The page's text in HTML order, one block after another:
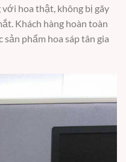
hoa thật, không bị gãy
Khách hàng hoàn toàn
sản phẩm hoa sáp tân gia